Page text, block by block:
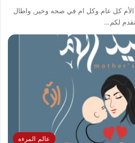
الأم كل عام وكل ام في صحه وخير, واطال
نقدم لكم…
عالم المرءه